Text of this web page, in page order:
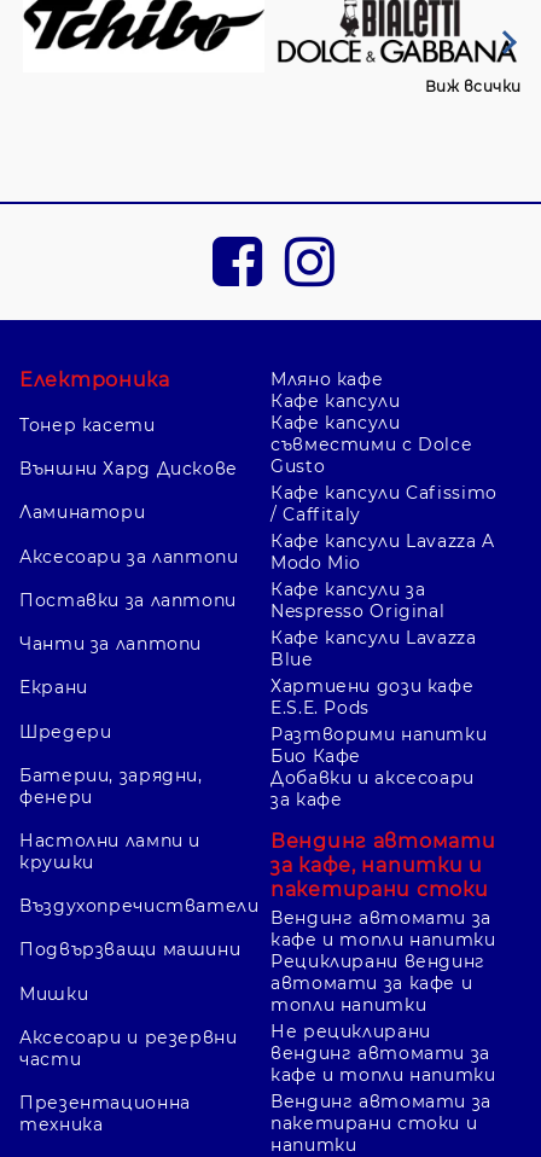
Виж всички
Електроника
Тонер касети
Външни Хард Дискове
Ламинатори
Аксесоари за лаптопи
Поставки за лаптопи
Чанти за лаптопи
Екрани
Шредери
Батерии, зарядни,
фенери
Настолни лампи и
крушки
Въздухопречистватели
Подвързващи машини
Мишки
Аксесоари и резервни
части
Презентационна
техника
Мляно кафе
Кафе капсули
Кафе капсули
съвместими с Dolce
Gusto
Кафе капсули Cafissimo
/ Caffitaly
Кафе капсули Lavazza A
Modo Mio
Кафе капсули за
Nespresso Original
Кафе капсули Lavazza
Blue
Хартиени дози кафе
E.S.E. Pods
Разтворими напитки
Био Кафе
Добавки и аксесоари
за кафе
Вендинг автомати
за кафе, напитки и
пакетирани стоки
Вендинг автомати за
кафе и топли напитки
Рециклирани вендинг
автомати за кафе и
топли напитки
Не рециклирани
вендинг автомати за
кафе и топли напитки
Вендинг автомати за
пакетирани стоки и
напитки